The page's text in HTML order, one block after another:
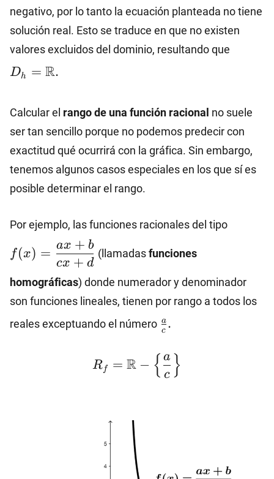
negativo, por lo tanto la ecuación planteada no tiene
solución real. Esto se traduce en que no existen
valores excluidos del dominio, resultando que
Dh = R.
Calcular el rango de una función racional no suele
ser tan sencillo porque no podemos predecir con
exactitud qué ocurrirá con la gráfica. Sin embargo,
tenemos algunos casos especiales en los que sí es
posible determinar el rango.
Por ejemplo, las funciones racionales del tipo
f(x) =
cx + d
ax + b
(llamadasfunciones
homográficas) donde numerador y denominador
son funciones lineales, tienen por rango a todos los
reales exceptuando el número \frac{a}
{c}.
c
a .
R_f=\mathbb{R}-
Rf = R − { c
a }